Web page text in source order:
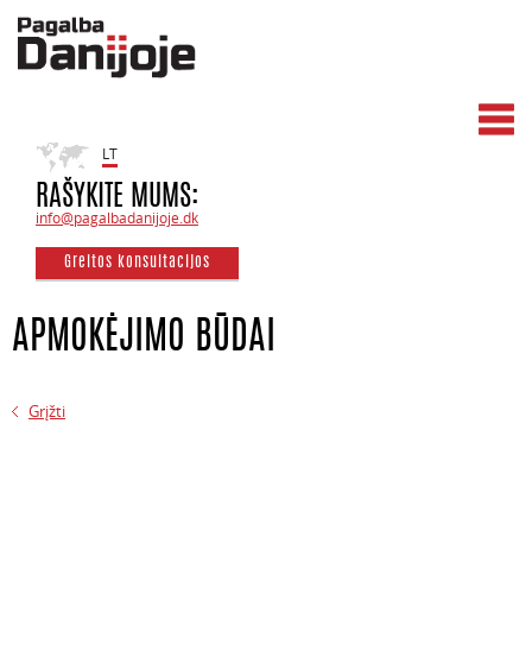
LT
RAŠYKITE MUMS:
info@pagalbadanijoje.dk
Greitos konsultacijos
APMOKĖJIMO BŪDAI
Grįžti